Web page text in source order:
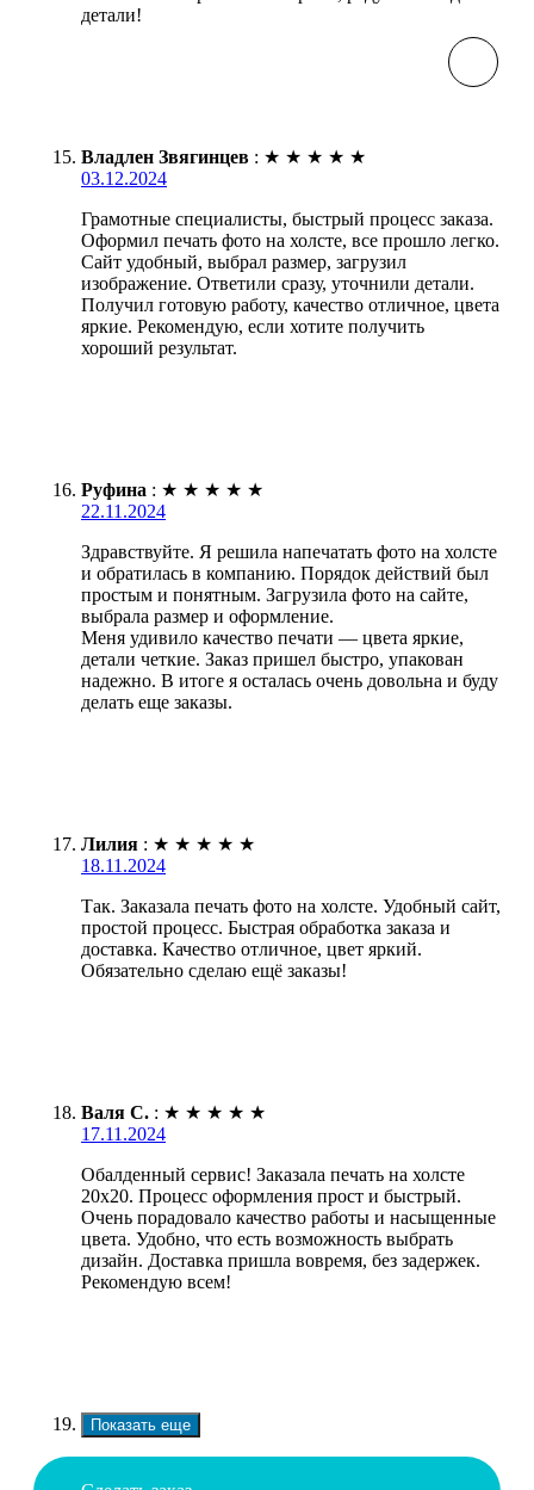
детали!
Владлен Звягинцев : ★ ★ ★ ★ ★
03.12.2024
Грамотные специалисты, быстрый процесс заказа.
Оформил печать фото на холсте, все прошло легко.
Сайт удобный, выбрал размер, загрузил
изображение. Ответили сразу, уточнили детали.
Получил готовую работу, качество отличное, цвета
яркие. Рекомендую, если хотите получить
хороший результат.
Руфина : ★ ★ ★ ★ ★
22.11.2024
Здравствуйте. Я решила напечатать фото на холсте
и обратилась в компанию. Порядок действий был
простым и понятным. Загрузила фото на сайте,
выбрала размер и оформление.
Меня удивило качество печати — цвета яркие,
детали четкие. Заказ пришел быстро, упакован
надежно. В итоге я осталась очень довольна и буду
делать еще заказы.
Лилия : ★ ★ ★ ★ ★
18.11.2024
Так. Заказала печать фото на холсте. Удобный сайт,
простой процесс. Быстрая обработка заказа и
доставка. Качество отличное, цвет яркий.
Обязательно сделаю ещё заказы!
Валя С. : ★ ★ ★ ★ ★
17.11.2024
Обалденный сервис! Заказала печать на холсте
20х20. Процесс оформления прост и быстрый.
Очень порадовало качество работы и насыщенные
цвета. Удобно, что есть возможность выбрать
дизайн. Доставка пришла вовремя, без задержек.
Рекомендую всем!
Показать еще